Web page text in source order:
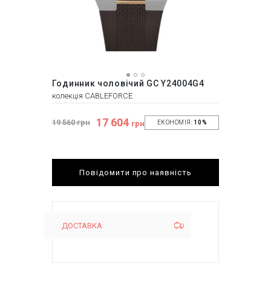
Годинник чоловічий GC Y24004G4
колекція CABLEFORCE
19 560 грн 17 604 грн ЕКОНОМІЯ: 10%
Повідомити про наявність
ДОСТАВКА